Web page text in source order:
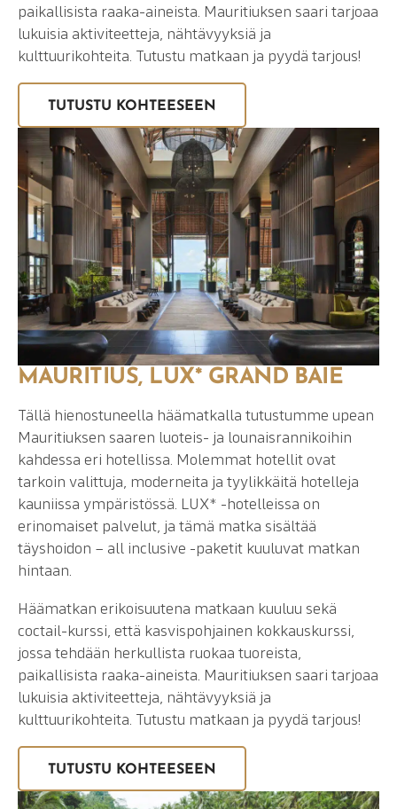
paikallisista raaka-aineista. Mauritiuksen saari tarjoaa
lukuisia aktiviteetteja, nähtävyyksiä ja
kulttuurikohteita. Tutustu matkaan ja pyydä tarjous!
TUTUSTU KOHTEESEEN
MAURITIUS, LUX* GRAND BAIE
Tällä hienostuneella häämatkalla tutustumme upean
Mauritiuksen saaren luoteis- ja lounaisrannikoihin
kahdessa eri hotellissa. Molemmat hotellit ovat
tarkoin valittuja, moderneita ja tyylikkäitä hotelleja
kauniissa ympäristössä. LUX* -hotelleissa on
erinomaiset palvelut, ja tämä matka sisältää
täyshoidon – all inclusive -paketit kuuluvat matkan
hintaan.
Häämatkan erikoisuutena matkaan kuuluu sekä
coctail-kurssi, että kasvispohjainen kokkauskurssi,
jossa tehdään herkullista ruokaa tuoreista,
paikallisista raaka-aineista. Mauritiuksen saari tarjoaa
lukuisia aktiviteetteja, nähtävyyksiä ja
kulttuurikohteita. Tutustu matkaan ja pyydä tarjous!
TUTUSTU KOHTEESEEN